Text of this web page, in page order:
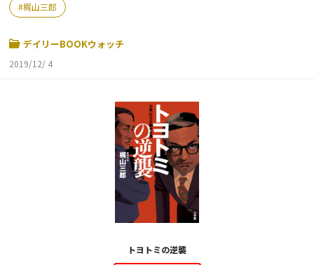
梶山三郎
デイリーBOOKウォッチ
2019/12/ 4
トヨトミの逆襲